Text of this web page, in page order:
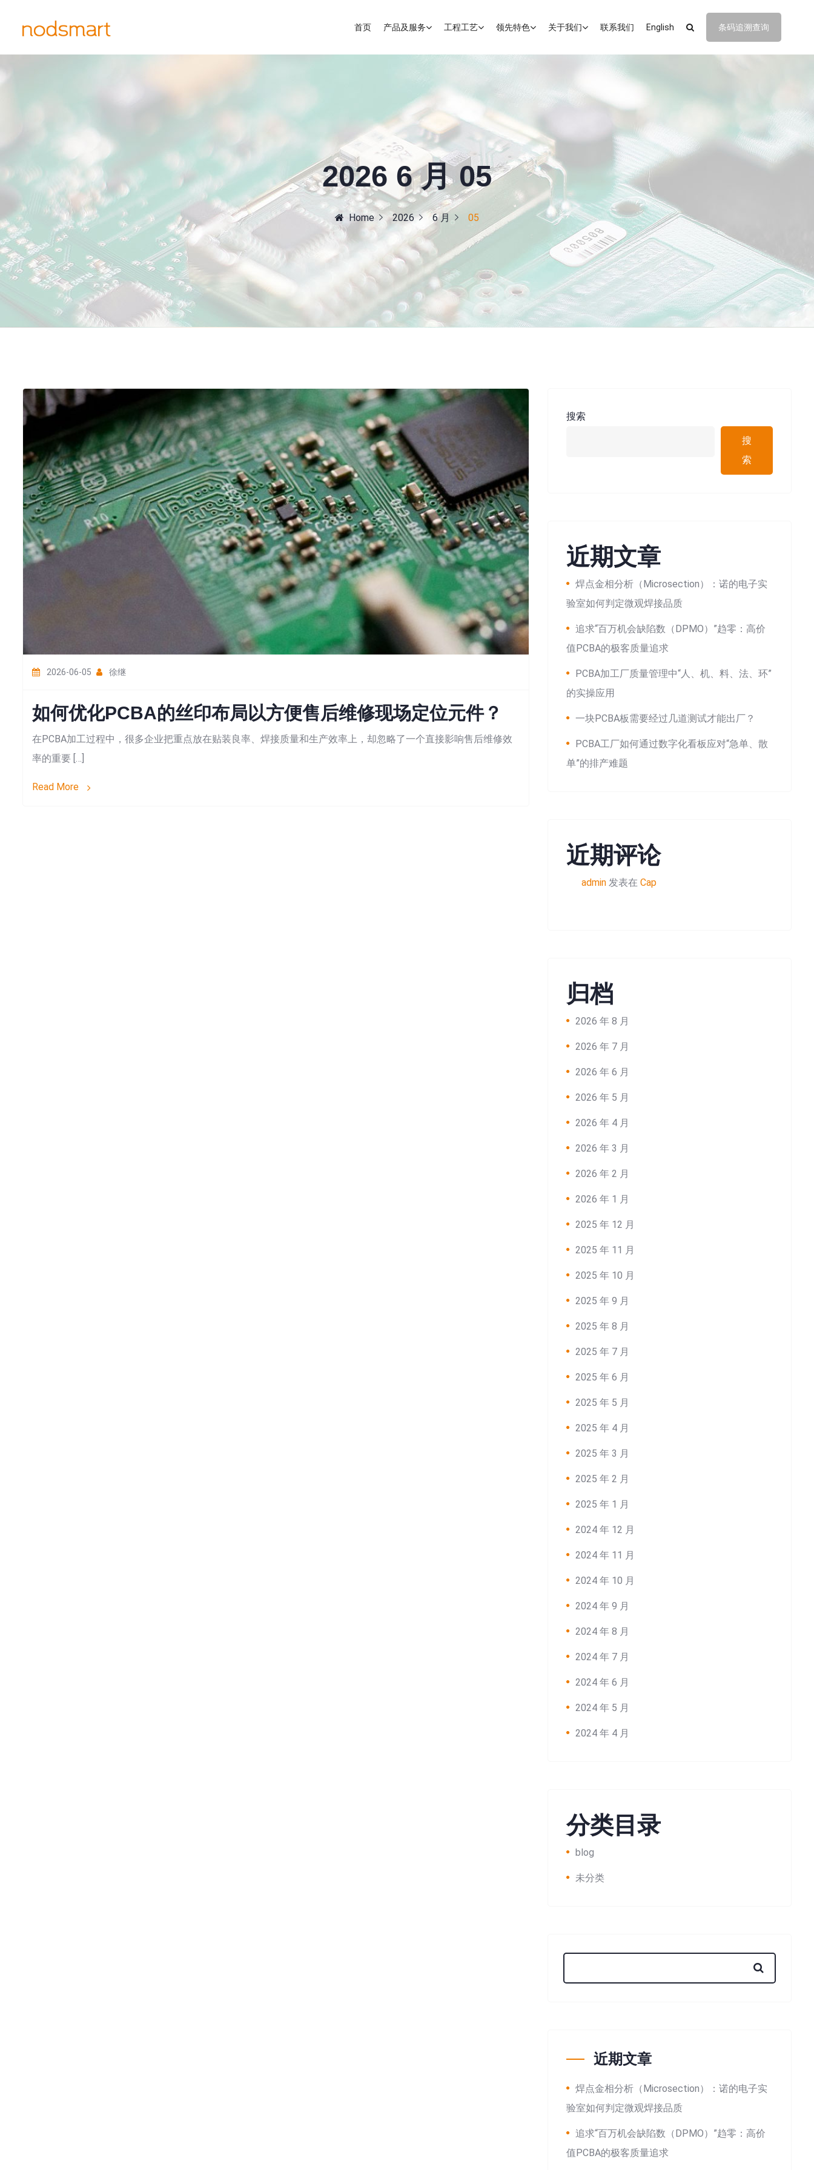
首页 产品及服务 工程工艺 领先特色 关于我们 联系我们 English 条码追溯查询
2026 6 月 05
Home 2026 6 月 05
2026-06-05 徐继
如何优化PCBA的丝印布局以方便售后维修现场定位元件？
在PCBA加工过程中，很多企业把重点放在贴装良率、焊接质量和生产效率上，却忽略了一个直接影响售后维修效
率的重要 […]
Read More
搜索
搜
索
近期文章
焊点金相分析（Microsection）：诺的电子实
验室如何判定微观焊接品质
追求“百万机会缺陷数（DPMO）”趋零：高价
值PCBA的极客质量追求
PCBA加工厂质量管理中“人、机、料、法、环”
的实操应用
一块PCBA板需要经过几道测试才能出厂？
PCBA工厂如何通过数字化看板应对“急单、散
单”的排产难题
近期评论
admin发表在 Cap
归档
2026 年 8 月
2026 年 7 月
2026 年 6 月
2026 年 5 月
2026 年 4 月
2026 年 3 月
2026 年 2 月
2026 年 1 月
2025 年 12 月
2025 年 11 月
2025 年 10 月
2025 年 9 月
2025 年 8 月
2025 年 7 月
2025 年 6 月
2025 年 5 月
2025 年 4 月
2025 年 3 月
2025 年 2 月
2025 年 1 月
2024 年 12 月
2024 年 11 月
2024 年 10 月
2024 年 9 月
2024 年 8 月
2024 年 7 月
2024 年 6 月
2024 年 5 月
2024 年 4 月
分类目录
blog
未分类
近期文章
焊点金相分析（Microsection）：诺的电子实
验室如何判定微观焊接品质
追求“百万机会缺陷数（DPMO）”趋零：高价
值PCBA的极客质量追求